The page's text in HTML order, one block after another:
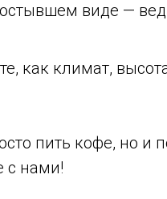
виде —
как климат,
пить кофе, но и
с нами!